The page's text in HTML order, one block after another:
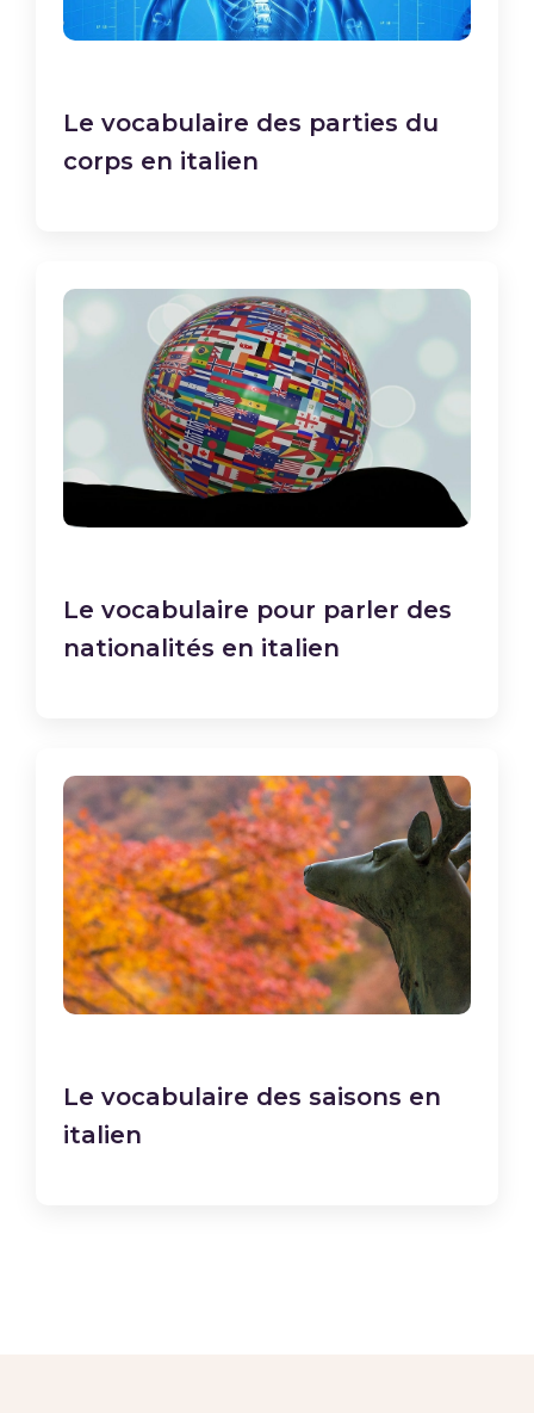
Le vocabulaire des parties du
corps en italien
Le vocabulaire pour parler des
nationalités en italien
Le vocabulaire des saisons en
italien